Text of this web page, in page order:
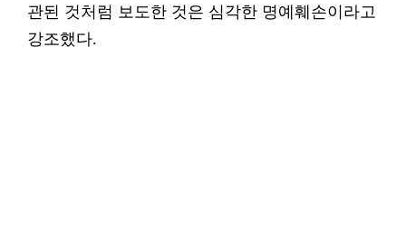
관된 것처럼 보도한 것은 심각한 명예훼손이라고
강조했다.